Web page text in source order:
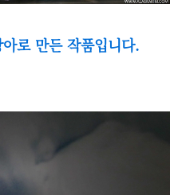
로 만든 작품입니다.